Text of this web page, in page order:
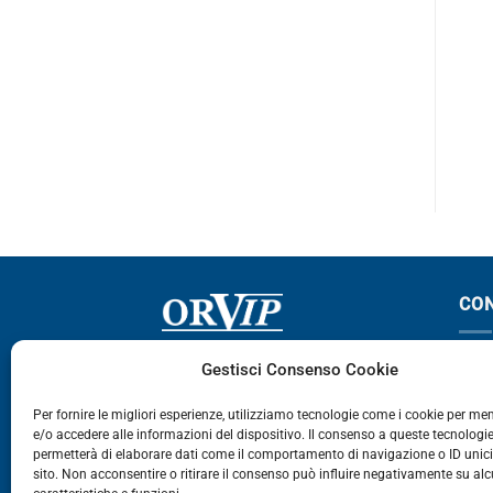
Gestisci Consenso Cookie
Per fornire le migliori esperienze, utilizziamo tecnologie come i cookie per
e/o accedere alle informazioni del dispositivo. Il consenso a queste
permetterà di elaborare dati come il comportamento di navigazione o ID
sito. Non acconsentire o ritirare il consenso può influire negativamente su
Via Germania, 9 - 35127